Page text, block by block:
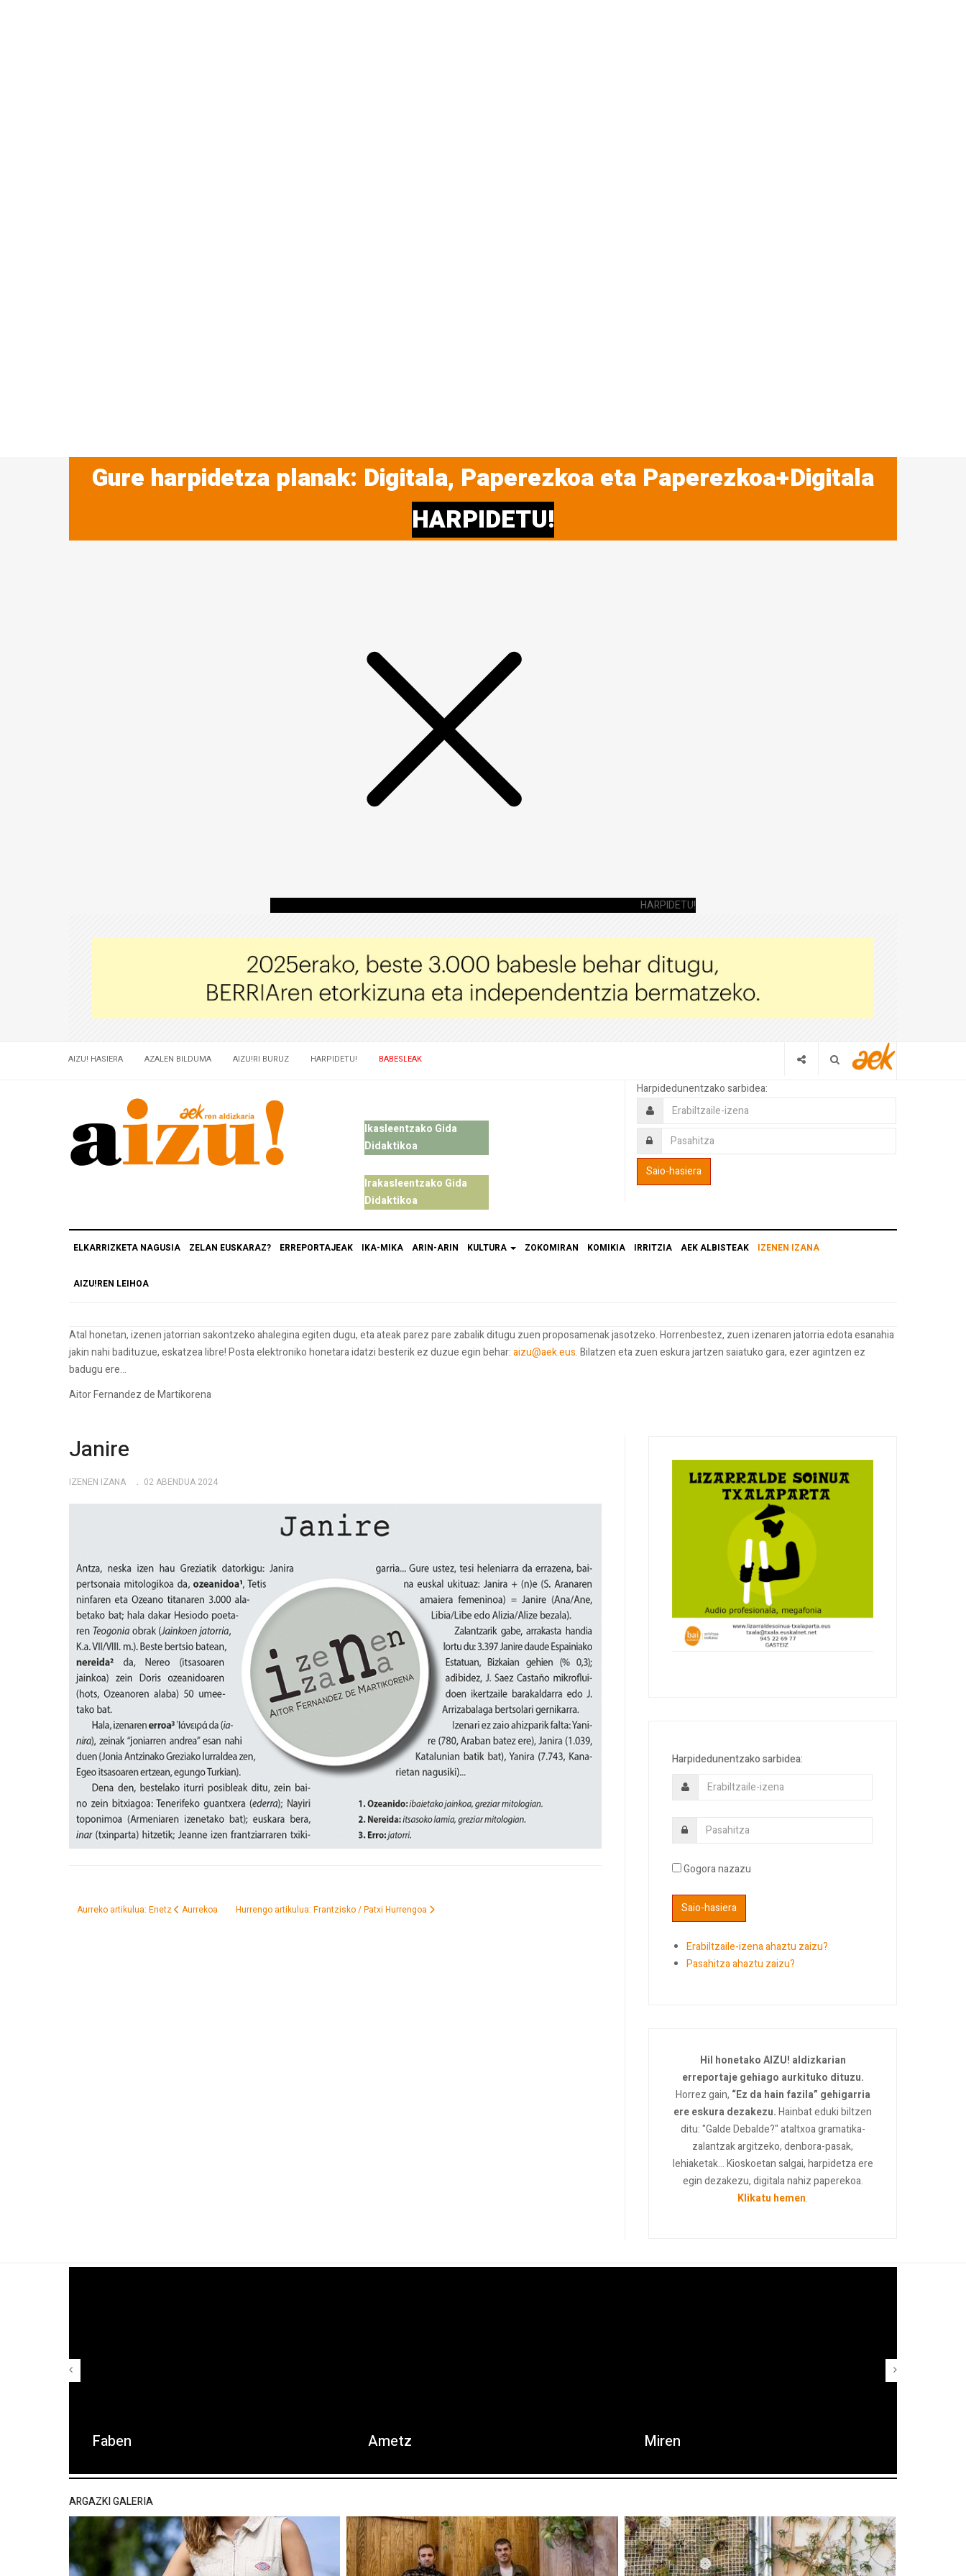
Gure harpidetza planak: Digitala, Paperezkoa eta Paperezkoa+Digitala
HARPIDETU!
HARPIDETU!
AIZU! HASIERA AZALEN BILDUMA AIZU!RI BURUZ HARPIDETU! BABESLEAK
Ikasleentzako Gida
Didaktikoa
Irakasleentzako Gida
Didaktikoa
Harpidedunentzako sarbidea:
ELKARRIZKETA NAGUSIA ZELAN EUSKARAZ? ERREPORTAJEAK IKA-MIKA ARIN-ARIN KULTURA ZOKOMIRAN KOMIKIA IRRITZIA AEK ALBISTEAK IZENEN IZANA
AIZU!REN LEIHOA
Atal honetan, izenen jatorrian sakontzeko ahalegina egiten dugu, eta ateak parez pare zabalik ditugu zuen proposamenak jasotzeko. Horrenbestez, zuen izenaren jatorria edota esanahia
jakin nahi badituzue, eskatzea libre! Posta elektroniko honetara idatzi besterik ez duzue egin behar:aizu@aek.eus.Bilatzen eta zuen eskura jartzen saiatuko gara, ezer agintzen ez
badugu ere...
Aitor Fernandez de Martikorena
Janire
IZENEN IZANA 02 ABENDUA 2024
Aurreko artikulua: Enetz Aurrekoa Hurrengo artikulua: Frantzisko / Patxi Hurrengoa
Harpidedunentzako sarbidea:
Gogora nazazu
Erabiltzaile-izena ahaztu zaizu?
Pasahitza ahaztu zaizu?
Hil honetako AIZU! aldizkarian
erreportaje gehiago aurkituko dituzu.
Horrez gain, “Ez da hain fazila” gehigarria
ere eskura dezakezu.Hainbat eduki biltzen
ditu: "Galde Debalde?" ataltxoa gramatika-
zalantzak argitzeko, denbora-pasak,
lehiaketak... Kioskoetan salgai, harpidetza ere
egin dezakezu, digitala nahiz paperekoa.
Klikatu hemen.
Faben Ametz Miren
ARGAZKI GALERIA